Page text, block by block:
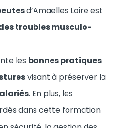
d’Amaelles Loire est
troubles musculo-
les bonnes pratiques
visant à préserver la
. En plus, les
dans cette formation